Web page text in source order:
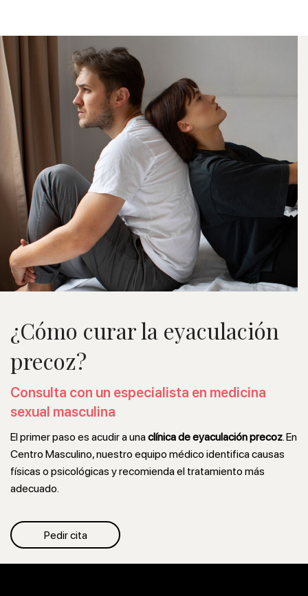
¿Cómo curar la eyaculación
precoz?
Consulta con un especialista en medicina
sexual masculina
El primer paso es acudir a una clínica de eyaculación precoz. En
Centro Masculino, nuestro equipo médico identifica causas
físicas o psicológicas y recomienda el tratamiento más
adecuado.
Pedir cita